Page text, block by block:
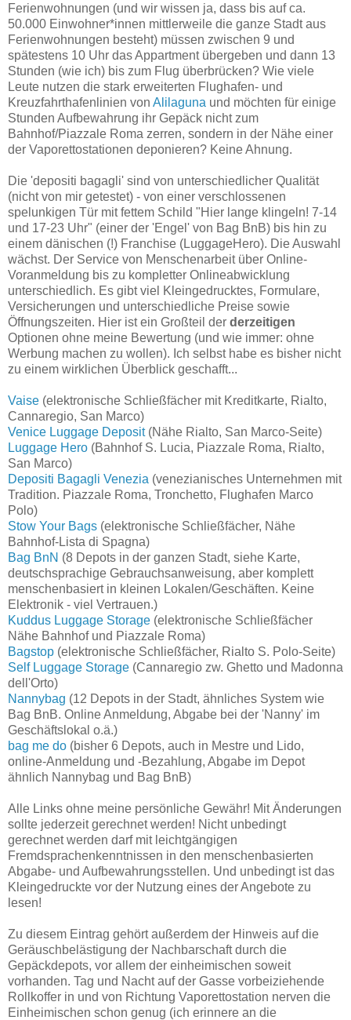
Ferienwohnungen (und wir wissen ja, dass bis auf ca.
50.000 Einwohner*innen mittlerweile die ganze Stadt aus
Ferienwohnungen besteht) müssen zwischen 9 und
spätestens 10 Uhr das Appartment übergeben und dann 13
Stunden (wie ich) bis zum Flug überbrücken? Wie viele
Leute nutzen die stark erweiterten Flughafen- und
Kreuzfahrthafenlinien von Alilaguna und möchten für einige
Stunden Aufbewahrung ihr Gepäck nicht zum
Bahnhof/Piazzale Roma zerren, sondern in der Nähe einer
der Vaporettostationen deponieren? Keine Ahnung.
Die 'depositi bagagli' sind von unterschiedlicher Qualität
(nicht von mir getestet) - von einer verschlossenen
spelunkigen Tür mit fettem Schild "Hier lange klingeln! 7-14
und 17-23 Uhr" (einer der 'Engel' von Bag BnB) bis hin zu
einem dänischen (!) Franchise (LuggageHero). Die Auswahl
wächst. Der Service von Menschenarbeit über Online-
Voranmeldung bis zu kompletter Onlineabwicklung
unterschiedlich. Es gibt viel Kleingedrucktes, Formulare,
Versicherungen und unterschiedliche Preise sowie
Öffnungszeiten. Hier ist ein Großteil der derzeitigen
Optionen ohne meine Bewertung (und wie immer: ohne
Werbung machen zu wollen). Ich selbst habe es bisher nicht
zu einem wirklichen Überblick geschafft...
Vaise (elektronische Schließfächer mit Kreditkarte, Rialto,
Cannaregio, San Marco)
Venice Luggage Deposit(Nähe Rialto, San Marco-Seite)
Luggage Hero (Bahnhof S. Lucia, Piazzale Roma, Rialto,
San Marco)
Depositi Bagagli Venezia (venezianisches Unternehmen mit
Tradition. Piazzale Roma, Tronchetto, Flughafen Marco
Polo)
Stow Your Bags (elektronische Schließfächer, Nähe
Bahnhof-Lista di Spagna)
Bag BnN (8 Depots in der ganzen Stadt, siehe Karte,
deutschsprachige Gebrauchsanweisung, aber komplett
menschenbasiert in kleinen Lokalen/Geschäften. Keine
Elektronik - viel Vertrauen.)
Kuddus Luggage Storage (elektronische Schließfächer
Nähe Bahnhof und Piazzale Roma)
Bagstop (elektronische Schließfächer, Rialto S. Polo-Seite)
Self Luggage Storage (Cannaregio zw. Ghetto und Madonna
dell'Orto)
Nannybag (12 Depots in der Stadt, ähnliches System wie
Bag BnB. Online Anmeldung, Abgabe bei der 'Nanny' im
Geschäftslokal o.ä.)
bag me do (bisher 6 Depots, auch in Mestre und Lido,
online-Anmeldung und -Bezahlung, Abgabe im Depot
ähnlich Nannybag und Bag BnB)
Alle Links ohne meine persönliche Gewähr! Mit Änderungen
sollte jederzeit gerechnet werden! Nicht unbedingt
gerechnet werden darf mit leichtgängigen
Fremdsprachenkenntnissen in den menschenbasierten
Abgabe- und Aufbewahrungsstellen. Und unbedingt ist das
Kleingedruckte vor der Nutzung eines der Angebote zu
lesen!
Zu diesem Eintrag gehört außerdem der Hinweis auf die
Geräuschbelästigung der Nachbarschaft durch die
Gepäckdepots, vor allem der einheimischen soweit
vorhanden. Tag und Nacht auf der Gasse vorbeiziehende
Rollkoffer in und von Richtung Vaporettostation nerven die
Einheimischen schon genug (ich erinnere an die